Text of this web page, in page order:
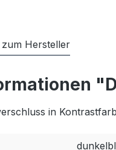
Hersteller
in